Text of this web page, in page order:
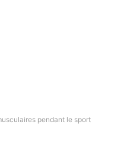
pendant le sport